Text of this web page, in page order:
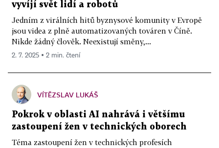
vyvíjí svět lidí a robotů
Jedním z virálních hitů byznysové komunity v Evropě
jsou videa z plně automatizovaných továren v Číně.
Nikde žádný člověk. Neexistují směny,...
2. 7. 2025 ▪ 2 min. čtení
VÍTĚZSLAV LUKÁŠ
Pokrok v oblasti AI nahrává i většímu
zastoupení žen v technických oborech
Téma zastoupení žen v technických profesích